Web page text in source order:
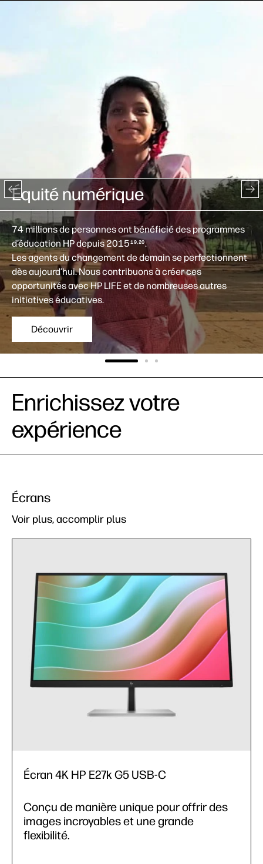
Équité numérique
74 millions de personnes ont bénéficié des programmes
d’éducation HP depuis 2015 19,20.
Les agents du changement de demain se perfectionnent
dès aujourd’hui. Nous contribuons à créer ces
opportunités avec HP LIFE et de nombreuses autres
initiatives éducatives.
Découvrir
Enrichissez votre
expérience
Écrans
Voir plus, accomplir plus
Écran 4K HP E27k G5 USB-C
Conçu de manière unique pour offrir des
images incroyables et une grande
flexibilité.